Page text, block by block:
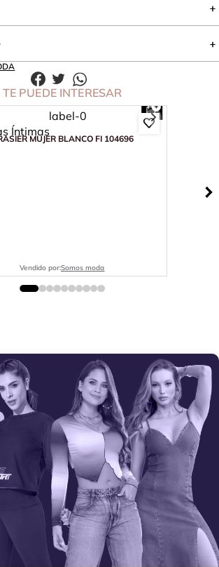
TE PUEDE INTERESAR
MUJER BLANCO FI 104696
Vendido por:Somos moda